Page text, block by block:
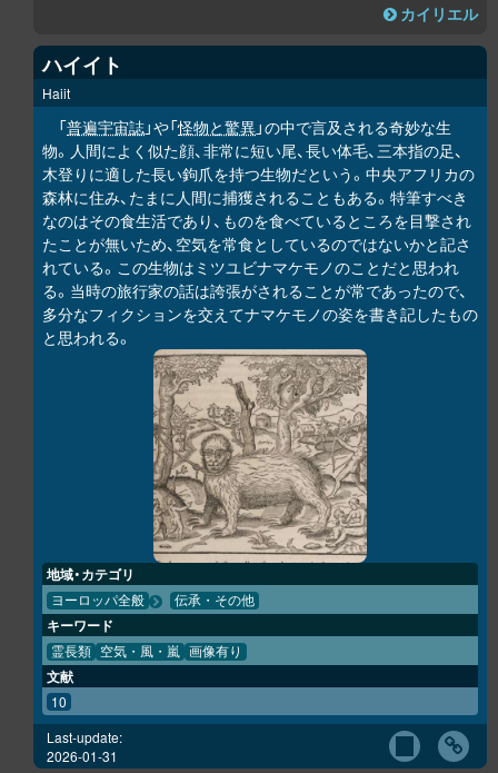
カイリエル
ハイイト
Haiit
「普遍宇宙誌」や「怪物と驚異」の中で言及される奇妙な生
物。人間によく似た顔、非常に短い尾、長い体毛、三本指の足、
木登りに適した長い鉤爪を持つ生物だという。中央アフリカの
森林に住み、たまに人間に捕獲されることもある。特筆すべき
なのはその食生活であり、ものを食べているところを目撃され
たことが無いため、空気を常食としているのではないかと記さ
れている。この生物はミツユビナマケモノのことだと思われ
る。当時の旅行家の話は誇張がされることが常であったので、
多分なフィクションを交えてナマケモノの姿を書き記したもの
と思われる。
地域・カテゴリ
ヨーロッパ全般 伝承・その他
キーワード
霊長類 空気・風・嵐 画像有り
文献
10
Last-update:
2026-01-31